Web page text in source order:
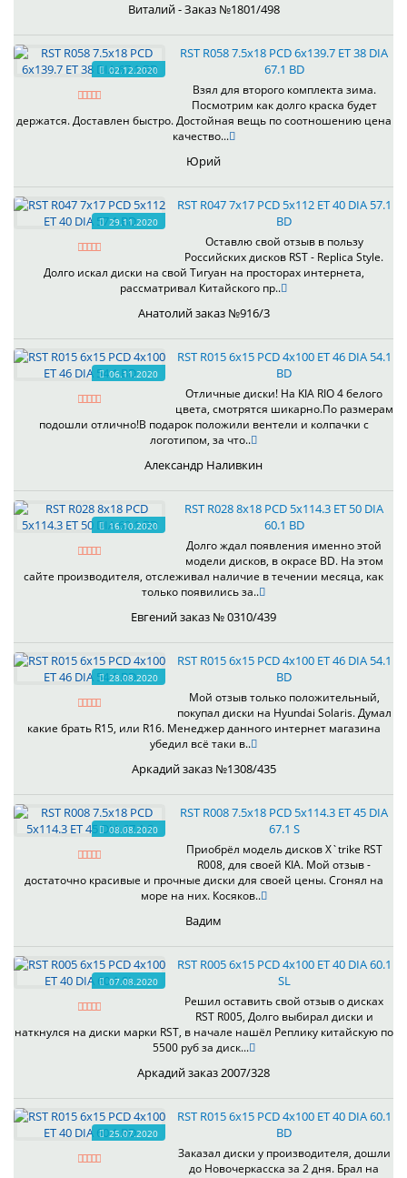
Виталий - Заказ №1801/498
02.12.2020
RST R058 7.5x18 PCD 6x139.7 ET 38 DIA
67.1 BD
Взял для второго комплекта зима.
Посмотрим как долго краска будет
держатся. Доставлен быстро. Достойная вещь по соотношению цена
качество...
Юрий
29.11.2020
RST R047 7x17 PCD 5x112 ET 40 DIA 57.1
BD
Оставлю свой отзыв в пользу
Российских дисков RST - Replica Style.
Долго искал диски на свой Тигуан на просторах интернета,
рассматривал Китайского пр..
Анатолий заказ №916/3
06.11.2020
RST R015 6x15 PCD 4x100 ET 46 DIA 54.1
BD
Отличные диски! На KIA RIO 4 белого
цвета, смотрятся шикарно.По размерам
подошли отлично!В подарок положили вентели и колпачки с
логотипом, за что..
Александр Наливкин
16.10.2020
RST R028 8x18 PCD 5x114.3 ET 50 DIA
60.1 BD
Долго ждал появления именно этой
модели дисков, в окрасе BD. На этом
сайте производителя, отслеживал наличие в течении месяца, как
только появились за..
Евгений заказ № 0310/439
28.08.2020
RST R015 6x15 PCD 4x100 ET 46 DIA 54.1
BD
Мой отзыв только положительный,
покупал диски на Hyundai Solaris. Думал
какие брать R15, или R16. Менеджер данного интернет магазина
убедил всё таки в..
Аркадий заказ №1308/435
08.08.2020
RST R008 7.5x18 PCD 5x114.3 ET 45 DIA
67.1 S
Приобрёл модель дисков X`trike RST
R008, для своей KIA. Мой отзыв -
достаточно красивые и прочные диски для своей цены. Сгонял на
море на них. Косяков..
Вадим
07.08.2020
RST R005 6x15 PCD 4x100 ET 40 DIA 60.1
SL
Решил оставить свой отзыв о дисках
RST R005, Долго выбирал диски и
наткнулся на диски марки RST, в начале нашёл Реплику китайскую по
5500 руб за диск...
Аркадий заказ 2007/328
25.07.2020
RST R015 6x15 PCD 4x100 ET 40 DIA 60.1
BD
Заказал диски у производителя, дошли
до Новочеркасска за 2 дня. Брал на